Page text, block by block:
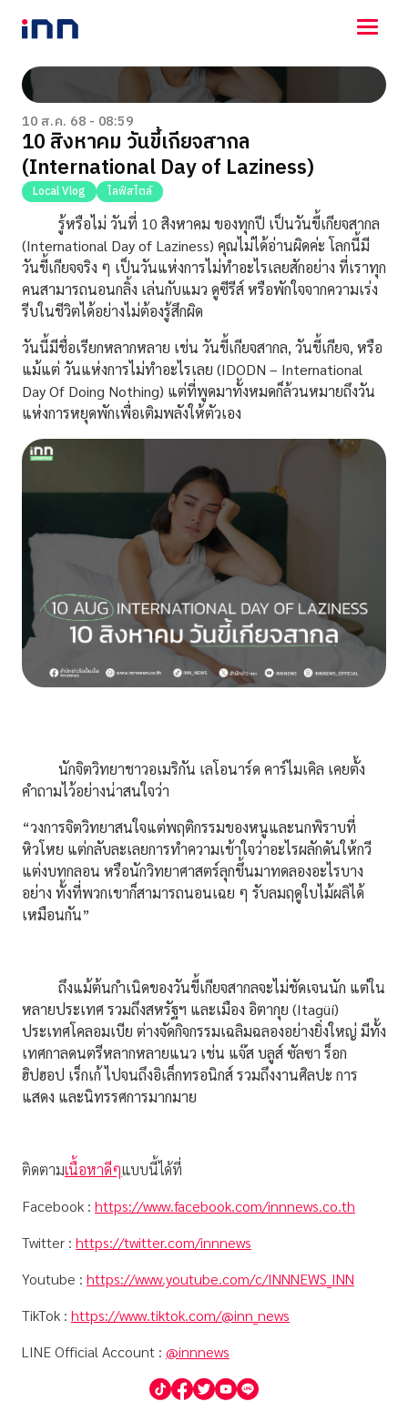
NEWS
ENTERTAINMENT
LIFESTYLE
HOROSCOPE
LOTTERY
VIDEO
ร่วมด้วยช่วยกัน
10 ส.ค. 68 - 08:59
10 สิงหาคม วันขี้เกียจสากล
(International Day of Laziness)
Local Vlog ไลฟ์สไตล์
รู้หรือไม่ วันที่ 10 สิงหาคม ของทุกปี เป็นวันขี้เกียจสากล
(International Day of Laziness) คุณไม่ได้อ่านผิดค่ะ โลกนี้มี
วันขี้เกียจจริง ๆ เป็นวันแห่งการไม่ทำอะไรเลยสักอย่าง ที่เราทุก
คนสามารถนอนกลิ้ง เล่นกับแมว ดูซีรีส์ หรือพักใจจากความเร่ง
รีบในชีวิตได้อย่างไม่ต้องรู้สึกผิด
วันนี้มีชื่อเรียกหลากหลาย เช่น วันขี้เกียจสากล, วันขี้เกียจ, หรือ
แม้แต่ วันแห่งการไม่ทำอะไรเลย (IDODN – International
Day Of Doing Nothing) แต่ที่พูดมาทั้งหมดก็ล้วนหมายถึงวัน
แห่งการหยุดพักเพื่อเติมพลังให้ตัวเอง
นักจิตวิทยาชาวอเมริกัน เลโอนาร์ด คาร์ไมเคิล เคยตั้ง
คำถามไว้อย่างน่าสนใจว่า
“วงการจิตวิทยาสนใจแต่พฤติกรรมของหนูและนกพิราบที่
หิวโหย แต่กลับละเลยการทำความเข้าใจว่าอะไรผลักดันให้กวี
แต่งบทกลอน หรือนักวิทยาศาสตร์ลุกขึ้นมาทดลองอะไรบาง
อย่าง ทั้งที่พวกเขาก็สามารถนอนเฉย ๆ รับลมฤดูใบไม้ผลิได้
เหมือนกัน”
ถึงแม้ต้นกำเนิดของวันขี้เกียจสากลจะไม่ชัดเจนนัก แต่ใน
หลายประเทศ รวมถึงสหรัฐฯ และเมือง อิตากุย (Itagüí)
ประเทศโคลอมเบีย ต่างจัดกิจกรรมเฉลิมฉลองอย่างยิ่งใหญ่ มีทั้ง
เทศกาลดนตรีหลากหลายแนว เช่น แจ๊ส บลูส์ ซัลซา ร็อก
ฮิปฮอป เร็กเก้ ไปจนถึงอิเล็กทรอนิกส์ รวมถึงงานศิลปะ การ
แสดง และนิทรรศการมากมาย
ติดตามเนื้อหาดีๆแบบนี้ได้ที่
Facebook : https://www.facebook.com/innnews.co.th
Twitter : https://twitter.com/innnews
Youtube : https://www.youtube.com/c/INNNEWS_INN
TikTok : https://www.tiktok.com/@inn_news
LINE Official Account : @innnews